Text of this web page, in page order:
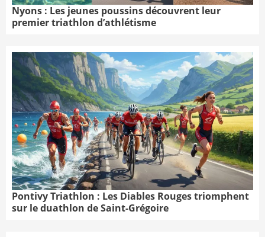
Nyons : Les jeunes poussins découvrent leur
premier triathlon d’athlétisme
Pontivy Triathlon : Les Diables Rouges triomphent
sur le duathlon de Saint-Grégoire